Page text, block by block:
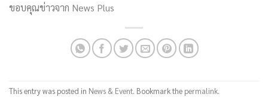
ขอบคุณข่าวจาก News Plus
This entry was posted in News & Event. Bookmark the permalink.